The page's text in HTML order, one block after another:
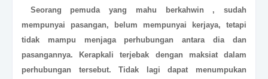
Seorang pemuda yang mahu berkahwin , sudah
mempunyai pasangan, belum mempunyai kerjaya, tetapi
tidak mampu menjaga perhubungan antara dia dan
pasangannya. Kerapkali terjebak dengan maksiat dalam
perhubungan tersebut. Tidak lagi dapat menumpukan